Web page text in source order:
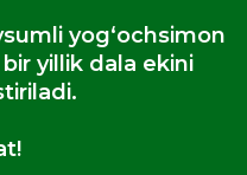
yogʻochsimon
bir yillik dala ekini